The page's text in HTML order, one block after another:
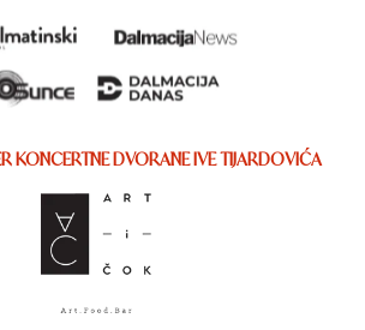
KONCERTNE DVORANE IVE TIJARDOVIĆA